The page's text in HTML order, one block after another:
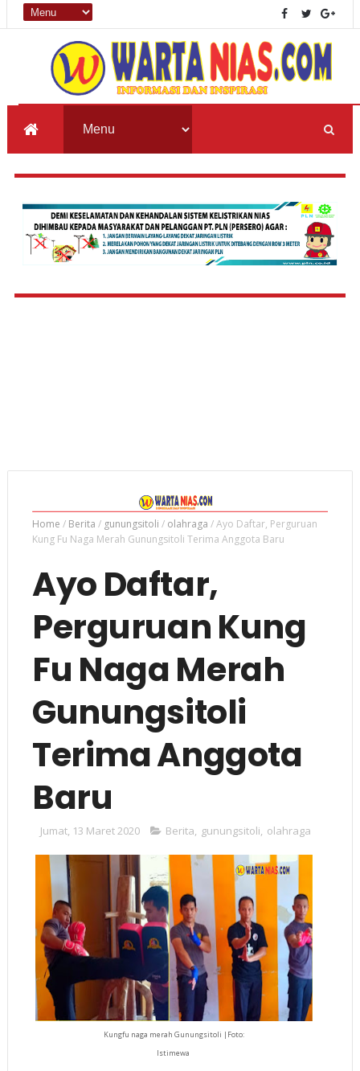
Home / Berita / gunungsitoli / olahraga /Ayo Daftar, Perguruan
Kung Fu Naga Merah Gunungsitoli Terima Anggota Baru
Ayo Daftar,
Perguruan Kung
Fu Naga Merah
Gunungsitoli
Terima Anggota
Baru
Jumat, 13 Maret 2020 Berita, gunungsitoli, olahraga
Kungfu naga merah Gunungsitoli |Foto:
Istimewa